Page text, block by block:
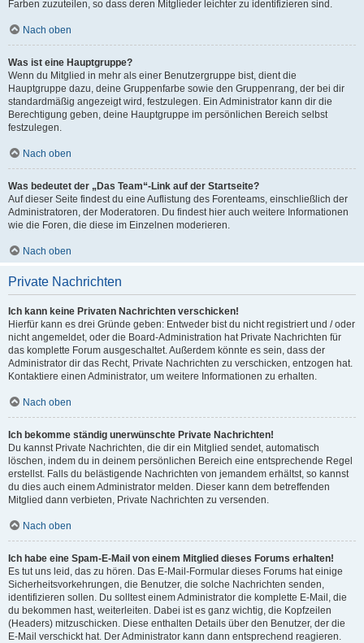
Farben zuzuteilen, so dass deren Mitglieder leichter zu identifizieren sind.
Nach oben
Was ist eine Hauptgruppe?
Wenn du Mitglied in mehr als einer Benutzergruppe bist, dient die
Hauptgruppe dazu, deine Gruppenfarbe sowie den Gruppenrang, der bei dir
standardmäßig angezeigt wird, festzulegen. Ein Administrator kann dir die
Berechtigung geben, deine Hauptgruppe im persönlichen Bereich selbst
festzulegen.
Nach oben
Was bedeutet der „Das Team“-Link auf der Startseite?
Auf dieser Seite findest du eine Auflistung des Forenteams, einschließlich der
Administratoren, der Moderatoren. Du findest hier auch weitere Informationen
wie die Foren, die diese im Einzelnen moderieren.
Nach oben
Private Nachrichten
Ich kann keine Privaten Nachrichten verschicken!
Hierfür kann es drei Gründe geben: Entweder bist du nicht registriert und / oder
nicht angemeldet, oder die Board-Administration hat Private Nachrichten für
das komplette Forum ausgeschaltet. Außerdem könnte es sein, dass der
Administrator dir das Recht, Private Nachrichten zu verschicken, entzogen hat.
Kontaktiere einen Administrator, um weitere Informationen zu erhalten.
Nach oben
Ich bekomme ständig unerwünschte Private Nachrichten!
Du kannst Private Nachrichten, die dir ein Mitglied sendet, automatisch
löschen, indem du in deinem persönlichen Bereich eine entsprechende Regel
erstellst. Falls du belästigende Nachrichten von jemandem erhältst, so kannst
du dies auch einem Administrator melden. Dieser kann dem betreffenden
Mitglied dann verbieten, Private Nachrichten zu versenden.
Nach oben
Ich habe eine Spam-E-Mail von einem Mitglied dieses Forums erhalten!
Es tut uns leid, das zu hören. Das E-Mail-Formular dieses Forums hat einige
Sicherheitsvorkehrungen, die Benutzer, die solche Nachrichten senden,
identifizieren sollen. Du solltest einem Administrator die komplette E-Mail, die
du bekommen hast, weiterleiten. Dabei ist es ganz wichtig, die Kopfzeilen
(Headers) mitzuschicken. Diese enthalten Details über den Benutzer, der die
E-Mail verschickt hat. Der Administrator kann dann entsprechend reagieren.